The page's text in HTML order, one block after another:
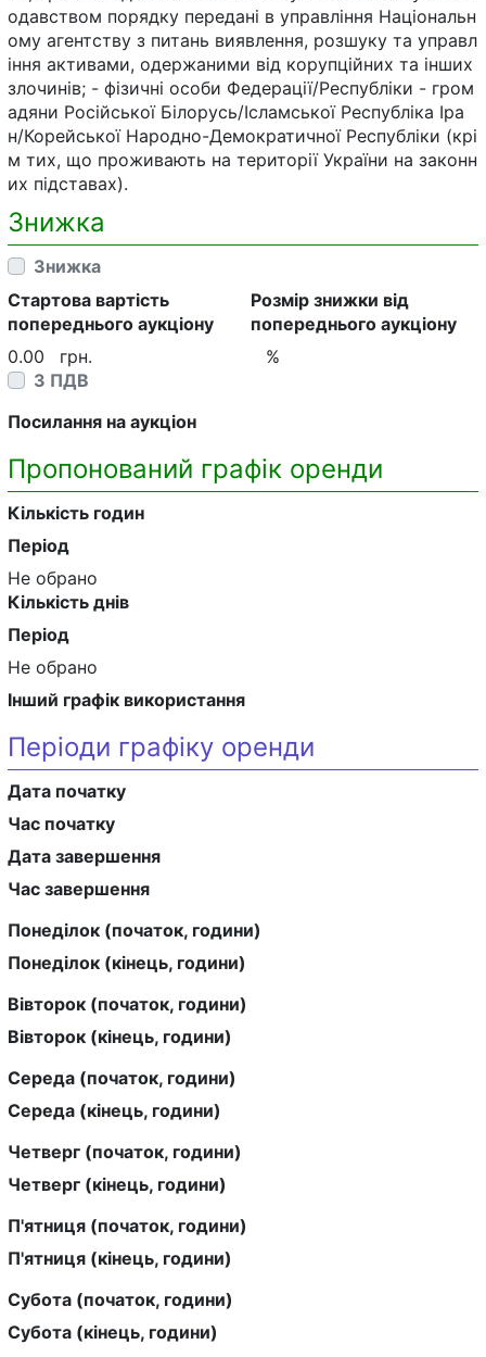
одавством порядку передані в управління Національн
ому агентству з питань виявлення, розшуку та управл
іння активами, одержаними від корупційних та інших
злочинів; - фізичні особи Федерації/Республіки - гром
адяни Російської Білорусь/Ісламської Республіка Іра
н/Корейської Народно-Демократичної Республіки (крі
м тих, що проживають на території України на законн
их підставах).
Знижка
Знижка
Стартова вартість
попереднього аукціону
0.00
грн.
З ПДВ
Розмір знижки від
попереднього аукціону
%
Посилання на аукціон
Пропонований графік оренди
Кількість годин
Період
Не обрано
Кількість днів
Період
Не обрано
Інший графік використання
Періоди графіку оренди
Дата початку
Час початку
Дата завершення
Час завершення
Понеділок (початок, години)
Понеділок (кінець, години)
Вівторок (початок, години)
Вівторок (кінець, години)
Середа (початок, години)
Середа (кінець, години)
Четверг (початок, години)
Четверг (кінець, години)
П'ятниця (початок, години)
П'ятниця (кінець, години)
Субота (початок, години)
Субота (кінець, години)